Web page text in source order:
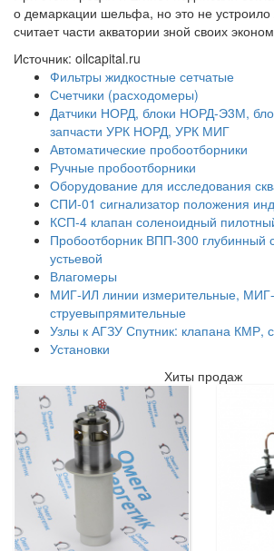
о демаркации шельфа, но это не устроило
считает части акватории зной своих
Источник: oilcapital.ru
Фильтры жидкостные сетчатые
Счетчики (расходомеры)
Датчики НОРД, блоки НОРД-Э3М,
запчасти УРК НОРД, УРК МИГ
Автоматические пробоотборники
Ручные пробоотборники
Оборудование для исследования
СПИ-01 сигнализатор положения
КСП-4 клапан соленоидный
Пробоотборник ВПП-300 глубинный
устьевой
Влагомеры
МИГ-ИЛ линии измерительные,
струевыпрямительные
Узлы к АГЗУ Спутник: клапана КМР,
Установки
Хиты продаж